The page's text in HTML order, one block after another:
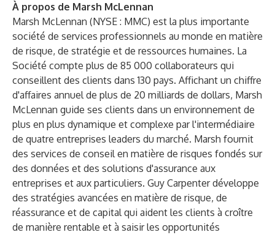
À propos de Marsh McLennan
Marsh McLennan (NYSE : MMC) est la plus importante
société de services professionnels au monde en matière
de risque, de stratégie et de ressources humaines. La
Société compte plus de 85 000 collaborateurs qui
conseillent des clients dans 130 pays. Affichant un chiffre
d'affaires annuel de plus de 20 milliards de dollars, Marsh
McLennan guide ses clients dans un environnement de
plus en plus dynamique et complexe par l'intermédiaire
de quatre entreprises leaders du marché. Marsh fournit
des services de conseil en matière de risques fondés sur
des données et des solutions d'assurance aux
entreprises et aux particuliers. Guy Carpenterdéveloppe
des stratégies avancées en matière de risque, de
réassurance et de capital qui aident les clients à croître
de manière rentable et à saisir les opportunités